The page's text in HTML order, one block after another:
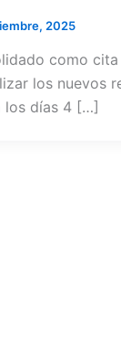
2025
como
los nuevos
los días 4 […]